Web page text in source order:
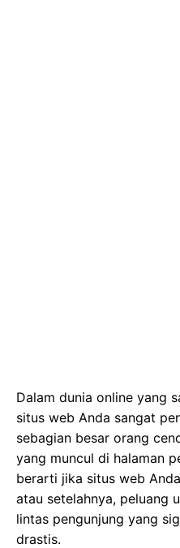
Dalam dunia online yang
situs web Anda sangat
sebagian besar orang
yang muncul di halaman
berarti jika situs web
atau setelahnya, peluang
lintas pengunjung yang
drastis.